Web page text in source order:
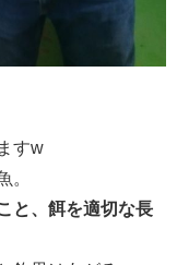
すw
。
と、餌を適切な長